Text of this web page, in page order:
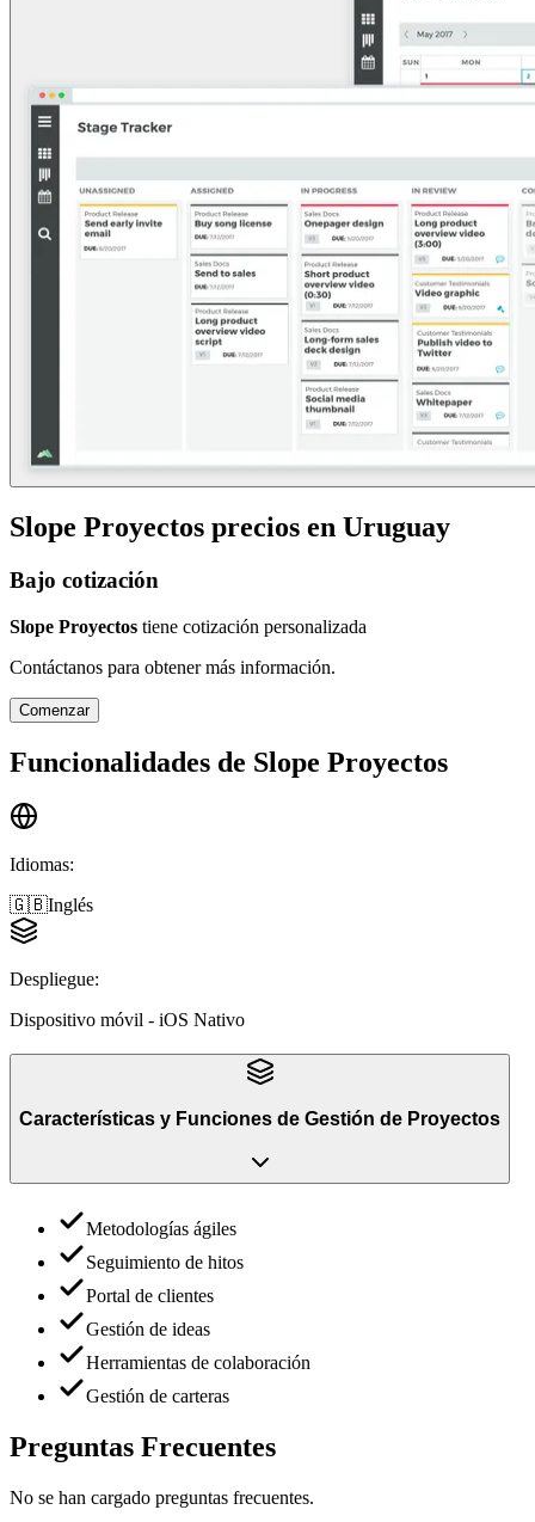
Slope Proyectos precios en Uruguay
Bajo cotización
Slope Proyectos tiene cotización personalizada
Contáctanos para obtener más información.
Comenzar
Funcionalidades de Slope Proyectos
Idiomas:
🇬🇧Inglés
Despliegue:
Dispositivo móvil - iOS Nativo
Características y Funciones de Gestión de Proyectos
Metodologías ágiles
Seguimiento de hitos
Portal de clientes
Gestión de ideas
Herramientas de colaboración
Gestión de carteras
Preguntas Frecuentes
No se han cargado preguntas frecuentes.